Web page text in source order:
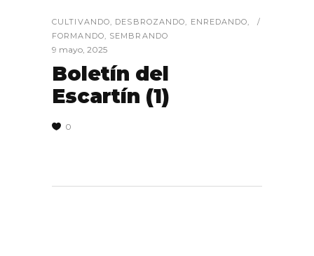
CULTIVANDO, DESBROZANDO, ENREDANDO,
FORMANDO, SEMBRANDO
9 mayo, 2025
Boletín del
Escartín (1)
0